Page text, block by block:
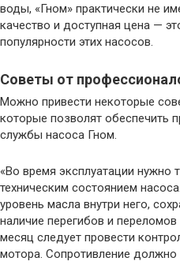
воды, «Гном» практически не
качество и доступная цена —
популярности этих насосов.
Советы от
Можно привести некоторые
которые позволят обеспечить
службы насоса Гном.
«Во время эксплуатации нужно
техническим состоянием
уровень масла внутри него,
наличие перегибов и
месяц следует провести
мотора. Сопротивление должно